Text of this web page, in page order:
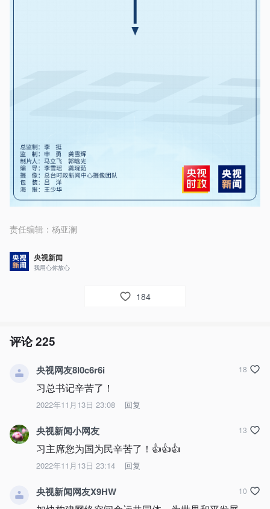
责任编辑： 杨亚澜
央视新闻
我用心你放心
184
评论225
央视网友8l0c6r6i
习总书记辛苦了！
2022年11月13日 23:08 回复
18
央视新闻小网友
习主席您为国为民辛苦了！👍👍👍
2022年11月13日 23:14 回复
13
央视新闻网友X9HW 10